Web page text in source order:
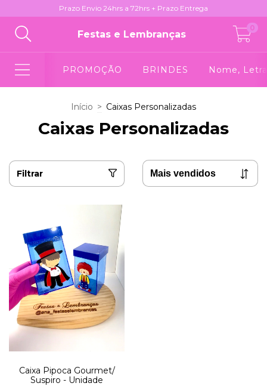
Prazo Envio 24hrs a 72hrs + Prazo Entrega
Festas e Lembranças
0
PROMOÇÃO BRINDES Nome,
Início > Caixas Personalizadas
Caixas Personalizadas
Filtrar
Caixa Pipoca Gourmet/
Suspiro - Unidade